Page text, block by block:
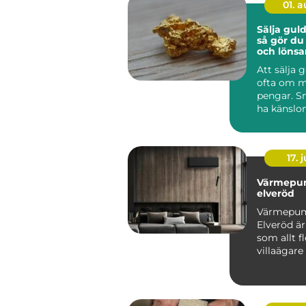
01.
Sälja
så gör
och
Att sälja
ofta om
pengar.
ha
komma
17.
elveröd
Elveröd
som allt
villaägare